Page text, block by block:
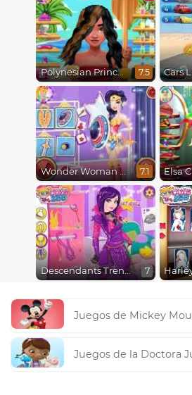
Polynesian Princess Real Haircuts 7.5
Wonder Woman Fashion Event 7.1
Descendants Trendsetters 7
Juegos de Mickey
Juegos de la Doctora